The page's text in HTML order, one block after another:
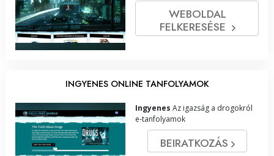
WEBOLDAL
FELKERESÉSE
INGYENES ONLINE TANFOLYAMOK
Ingyenes Az igazság a drogokról
e‑tanfolyamok
BEIRATKOZÁS